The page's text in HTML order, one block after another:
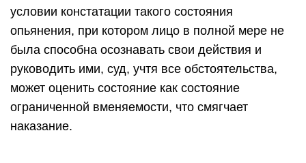
условии констатации такого состояния
опьянения, при котором лицо в полной мере не
была способна осознавать свои действия и
руководить ими, суд, учтя все обстоятельства,
может оценить состояние как состояние
ограниченной вменяемости, что смягчает
наказание.